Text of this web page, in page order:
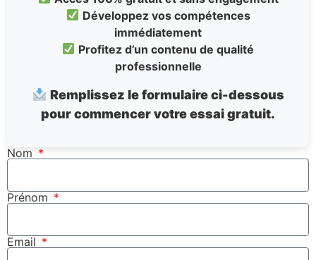
Développez vos compétences
immédiatement
Profitez d’un contenu de qualité
professionnelle
Remplissez le formulaire ci-dessous
pour commencer votre essai gratuit.
Nom
Prénom
Email